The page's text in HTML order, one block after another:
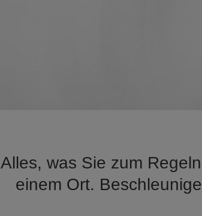
Alles, was Sie zum
einem Ort.